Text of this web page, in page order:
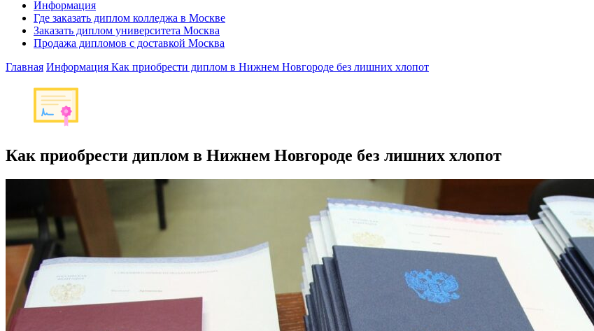
Информация
Где заказать диплом колледжа в Москве
Заказать диплом университета Москва
Продажа дипломов с доставкой Москва
Главная Информация Как приобрести диплом в Нижнем Новгороде без лишних хлопот
Как приобрести диплом в Нижнем Новгороде без лишних хлопот